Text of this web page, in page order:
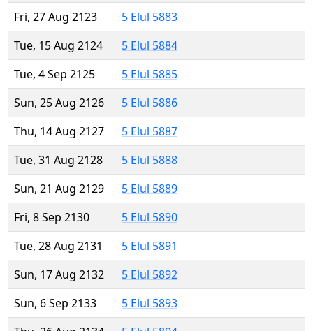
Fri, 27 Aug 2123
5 Elul 5883
Tue, 15 Aug 2124
5 Elul 5884
Tue, 4 Sep 2125
5 Elul 5885
Sun, 25 Aug 2126
5 Elul 5886
Thu, 14 Aug 2127
5 Elul 5887
Tue, 31 Aug 2128
5 Elul 5888
Sun, 21 Aug 2129
5 Elul 5889
Fri, 8 Sep 2130
5 Elul 5890
Tue, 28 Aug 2131
5 Elul 5891
Sun, 17 Aug 2132
5 Elul 5892
Sun, 6 Sep 2133
5 Elul 5893